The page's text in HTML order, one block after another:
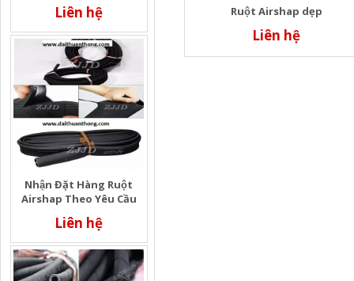
Liên hệ
Nhận Đặt Hàng Ruột
Airshap Theo Yêu Cầu
Liên hệ
Ruột Airshap dẹp
Liên hệ